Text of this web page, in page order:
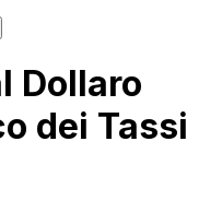
Dollaro
dei Tassi